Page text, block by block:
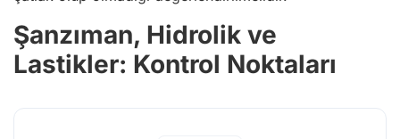
Şanzıman, Hidrolik ve
Lastikler: Kontrol Noktaları